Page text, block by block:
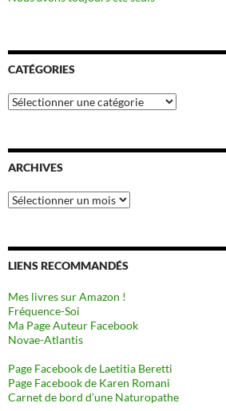
CATÉGORIES
Catégories
ARCHIVES
Archives
LIENS RECOMMANDÉS
Mes livres sur Amazon !
Fréquence-Soi
Ma Page Auteur Facebook
Novae-Atlantis
Page Facebook de Laetitia Beretti
Page Facebook de Karen Romani
Carnet de bord d’une Naturopathe